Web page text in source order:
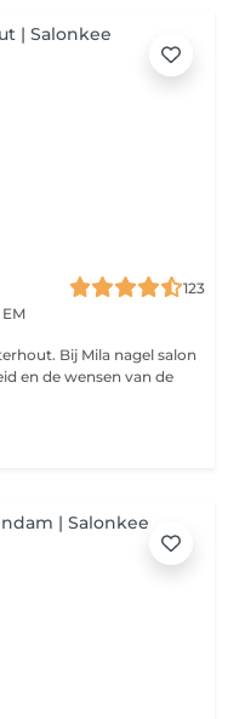
123
Bij Mila nagel salon
en de wensen van de